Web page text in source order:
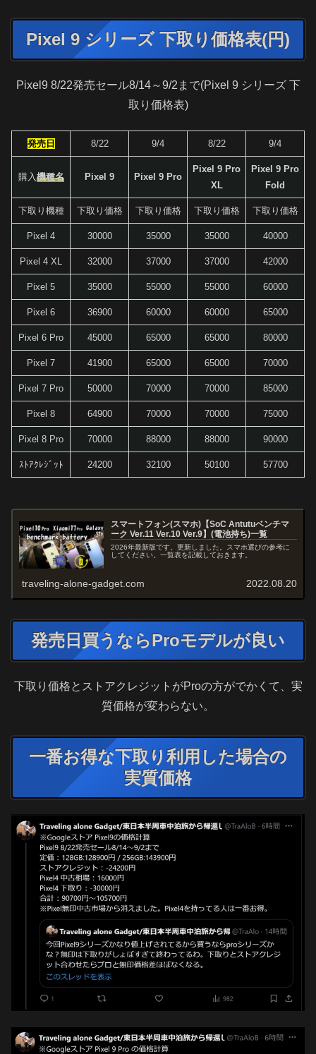
Pixel 9 シリーズ 下取り価格表(円)
Pixel9 8/22発売セール8/14～9/2まで(Pixel 9 シリーズ 下
取り価格表)
発売日 8/22 9/4 8/22 9/4
購入機種名 Pixel 9 Pixel 9 Pro
Pixel 9 Pro
XL
Pixel 9 Pro
Fold
下取り機種 下取り価格 下取り価格 下取り価格 下取り価格
Pixel 4 30000 35000 35000 40000
Pixel 4 XL 32000 37000 37000 42000
Pixel 5 35000 55000 55000 60000
Pixel 6 36900 60000 60000 65000
Pixel 6 Pro 45000 65000 65000 80000
Pixel 7 41900 65000 65000 70000
Pixel 7 Pro 50000 70000 70000 85000
Pixel 8 64900 70000 70000 75000
Pixel 8 Pro 70000 88000 88000 90000
ｽﾄｱｸﾚｼﾞｯﾄ 24200 32100 50100 57700
スマートフォン(スマホ)【SoC Antutuベンチマ
ーク Ver.11 Ver.10 Ver.9】(電池持ち)一覧
2026年最新版です。更新しました。スマホ選びの参考に
してください。一覧表を記載しておきます。
traveling-alone-gadget.com 2022.08.20
発売日買うならProモデルが良い
下取り価格とストアクレジットがProの方がでかくて、実
質価格が変わらない。
一番お得な下取り利用した場合の
実質価格